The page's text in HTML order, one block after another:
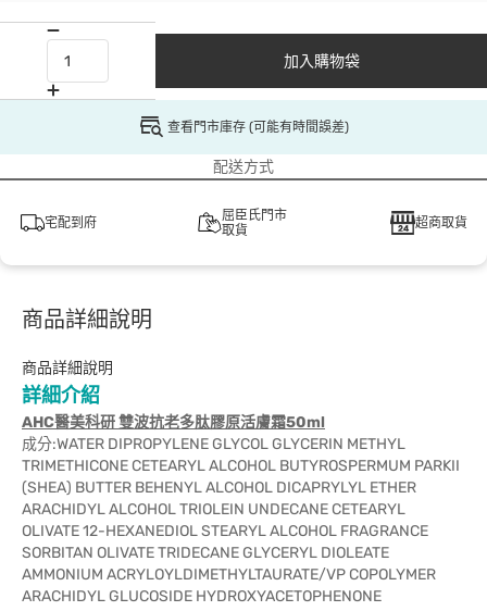
加入購物袋
查看門市庫存 (可能有時間誤差)
配送方式
宅配到府
屈臣氏門市
取貨
超商取貨
商品詳細說明
商品詳細說明
詳細介紹
AHC醫美科研 雙波抗老多肽膠原活膚霜50ml
成分:WATER DIPROPYLENE GLYCOL GLYCERIN METHYL
TRIMETHICONE CETEARYL ALCOHOL BUTYROSPERMUM PARKII
(SHEA) BUTTER BEHENYL ALCOHOL DICAPRYLYL ETHER
ARACHIDYL ALCOHOL TRIOLEIN UNDECANE CETEARYL
OLIVATE 12-HEXANEDIOL STEARYL ALCOHOL FRAGRANCE
SORBITAN OLIVATE TRIDECANE GLYCERYL DIOLEATE
AMMONIUM ACRYLOYLDIMETHYLTAURATE/VP COPOLYMER
ARACHIDYL GLUCOSIDE HYDROXYACETOPHENONE